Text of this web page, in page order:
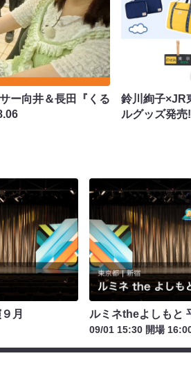
ー向井＆長田『くる
鈴川絢子×JR
ルグッズ発
月 ルミネtheよしもと
09/01 15:30 開場